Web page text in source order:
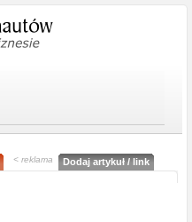
< reklama Dodaj artykuł / link